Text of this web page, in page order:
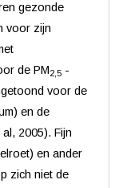
gezonde
voor zijn
de PM2,5 -
voor de
en de
2005). Fijn
en ander
zich niet de